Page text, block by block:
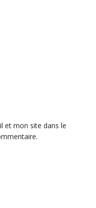
et mon site dans le